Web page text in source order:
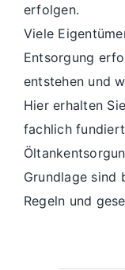
erfolgen.
Viele
Entsorgung
entstehen und
Hier erhalten
fachlich
Grundlage sind
Regeln und